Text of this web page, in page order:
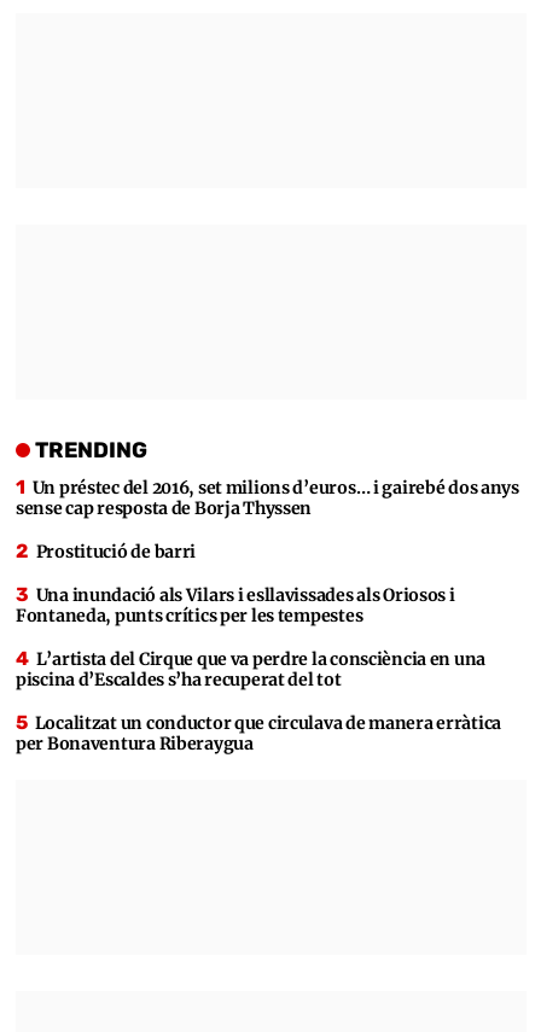
TRENDING
Un préstec del 2016, set milions d’euros… i gairebé dos anys
sense cap resposta de Borja Thyssen
Prostitució de barri
Una inundació als Vilars i esllavissades als Oriosos i
Fontaneda, punts crítics per les tempestes
L’artista del Cirque que va perdre la consciència en una
piscina d’Escaldes s’ha recuperat del tot
Localitzat un conductor que circulava de manera erràtica
per Bonaventura Riberaygua